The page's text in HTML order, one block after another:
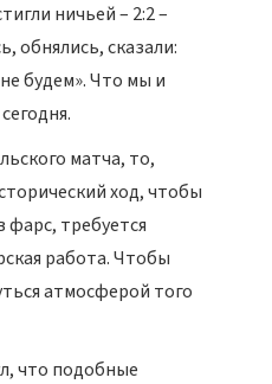
ничьей – 2:2 –
обнялись, сказали:
будем». Что мы и
матча, то,
ход, чтобы
фарс, требуется
работа. Чтобы
атмосферой того
что подобные